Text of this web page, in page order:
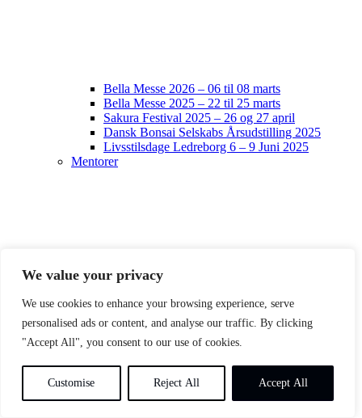
We value your privacy
We use cookies to enhance your browsing experience, serve
personalised ads or content, and analyse our traffic. By clicking
"Accept All", you consent to our use of cookies.
Customise Reject All Accept All
Bella Messe 2026 – 06 til 08 marts
Bella Messe 2025 – 22 til 25 marts
Sakura Festival 2025 – 26 og 27 april
Dansk Bonsai Selskabs Årsudstilling 2025
Livsstilsdage Ledreborg 6 – 9 Juni 2025
Mentorer